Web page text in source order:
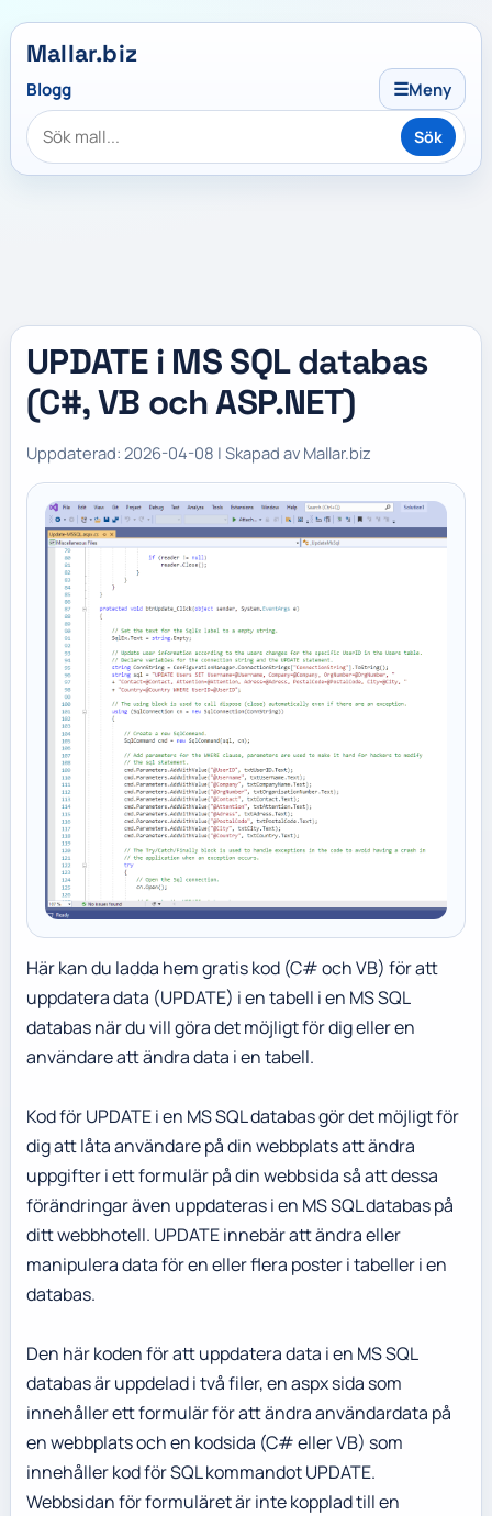
Mallar.biz
Blogg ☰Meny
Sök
UPDATE i MS SQL databas
(C#, VB och ASP.NET)
Uppdaterad: 2026-04-08 | Skapad av Mallar.biz
Här kan du ladda hem gratis kod (C# och VB) för att
uppdatera data (UPDATE) i en tabell i en MS SQL
databas när du vill göra det möjligt för dig eller en
användare att ändra data i en tabell.
Kod för UPDATE i en MS SQL databas gör det möjligt för
dig att låta användare på din webbplats att ändra
uppgifter i ett formulär på din webbsida så att dessa
förändringar även uppdateras i en MS SQL databas på
ditt webbhotell. UPDATE innebär att ändra eller
manipulera data för en eller flera poster i tabeller i en
databas.
Den här koden för att uppdatera data i en MS SQL
databas är uppdelad i två filer, en aspx sida som
innehåller ett formulär för att ändra användardata på
en webbplats och en kodsida (C# eller VB) som
innehåller kod för SQL kommandot UPDATE.
Webbsidan för formuläret är inte kopplad till en